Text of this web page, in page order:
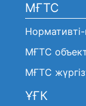
МҒТС
МҒТС
МҒТС
ҰҒК